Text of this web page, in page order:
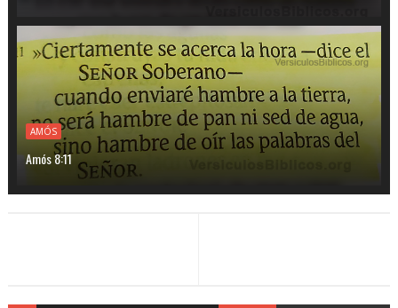
AMÓS
Amós 8:11